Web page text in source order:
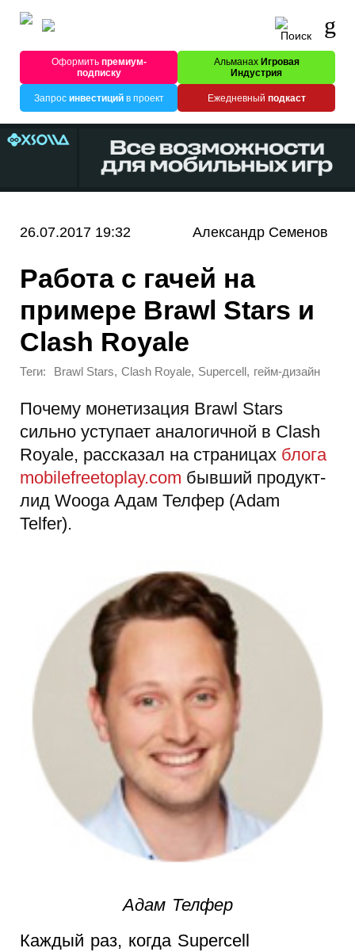
Оформитьпремиум-
подписку
Альманах Игровая
Индустрия
Запрос инвестицийв проект Ежедневный подкаст
26.07.2017 19:32 Александр Семенов
Работа с гачей на
примере Brawl Stars и
Clash Royale
Теги: Brawl Stars, Clash Royale, Supercell , гейм-дизайн
Почему монетизация Brawl Stars
сильно уступает аналогичной в Clash
Royale, рассказал на страницах блога
mobilefreetoplay.com бывший продукт-
лид Wooga Адам Телфер (Adam
Telfer).
Адам Телфер
Каждый раз, когда Supercell